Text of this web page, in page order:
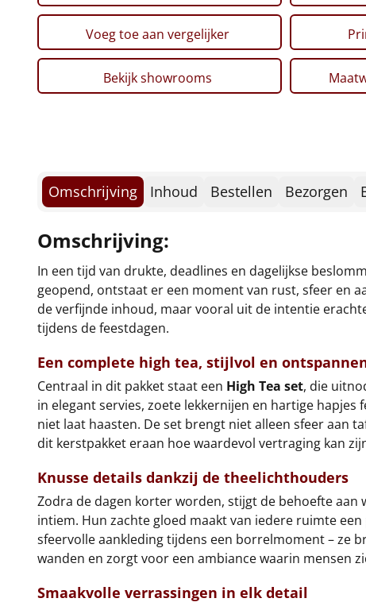
Voeg toe aan vergelijker
Bekijk showrooms
Omschrijving Inhoud Bestellen Bezorgen
Omschrijving:
In een tijd van drukte, deadlines en dagelijkse
geopend, ontstaat er een moment van rust, sfeer en
de verfijnde inhoud, maar vooral uit de intentie
tijdens de feestdagen.
Een complete high tea, stijlvol en
Centraal in dit pakket staat een High Tea set, die
in elegant servies, zoete lekkernijen en hartige
niet laat haasten. De set brengt niet alleen sfeer aan
dit kerstpakket eraan hoe waardevol vertraging kan
Knusse details dankzij de theelichthouders
Zodra de dagen korter worden, stijgt de behoefte aan
intiem. Hun zachte gloed maakt van iedere ruimte
sfeervolle aankleding tijdens een borrelmoment – ze
wanden en zorgt voor een ambiance waarin mensen
Smaakvolle verrassingen in elk detail